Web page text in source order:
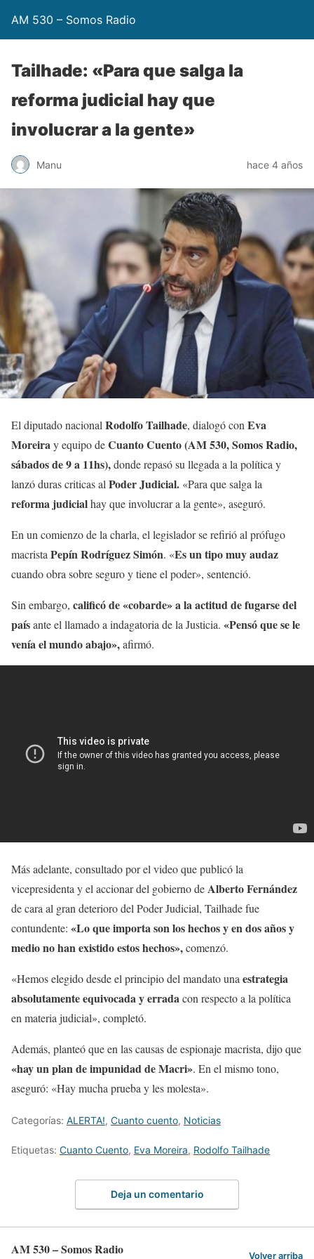
AM 530 – Somos Radio
Tailhade: «Para que salga la
reforma judicial hay que
involucrar a la gente»
Manu hace 4 años
El diputado nacional Rodolfo Tailhade, dialogó con Eva
Moreiray equipo deCuanto Cuento (AM 530, Somos Radio,
sábados de 9 a 11hs),donde repasó su llegada a la política y
lanzó duras criticas al Poder Judicial. «Para que salga la
reforma judicialhay que involucrar a la gente», aseguró.
En un comienzo de la charla, el legislador se refirió al prófugo
macrista Pepín Rodríguez Simón. «Es un tipo muy audaz
cuando obra sobre seguro y tiene el poder», sentenció.
Sin embargo, calificó de «cobarde» a la actitud de fugarse del
paísante el llamado a indagatoria de la Justicia. «Pensó que se le
venía el mundo abajo»,afirmó.
Más adelante, consultado por el video que publicó la
vicepresidenta y el accionar del gobierno deAlberto Fernández
de cara al gran deterioro del Poder Judicial, Tailhade fue
contundente: «Lo que importa son los hechos y en dos años y
medio no han existido estos hechos»,comenzó.
«Hemos elegido desde el principio del mandato una estrategia
absolutamente equivocada y erradacon respecto a la política
en materia judicial», completó.
Además, planteó que en las causas de espionaje macrista, dijo que
«hay un plan de impunidad de Macri». En el mismo tono,
aseguró: «Hay mucha prueba y les molesta».
Categorías: ALERTA!, Cuanto cuento, Noticias
Etiquetas: Cuanto Cuento, Eva Moreira, Rodolfo Tailhade
Deja un comentario
AM 530 – Somos Radio Volver arriba